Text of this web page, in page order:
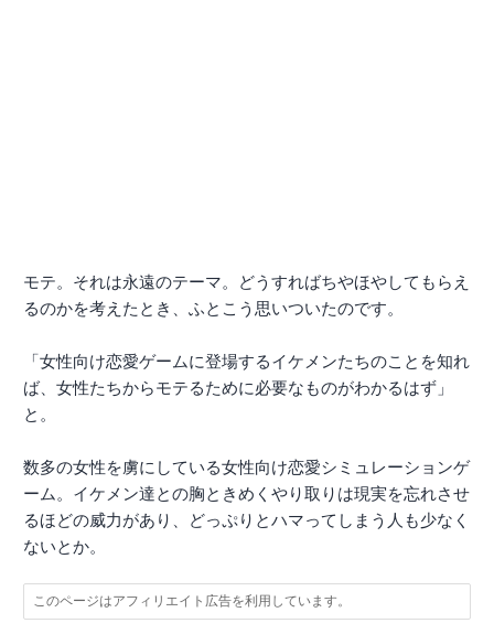
モテ。それは永遠のテーマ。どうすればちやほやしてもらえ
るのかを考えたとき、ふとこう思いついたのです。
「女性向け恋愛ゲームに登場するイケメンたちのことを知れ
ば、女性たちからモテるために必要なものがわかるはず」
と。
数多の女性を虜にしている女性向け恋愛シミュレーションゲ
ーム。イケメン達との胸ときめくやり取りは現実を忘れさせ
るほどの威力があり、どっぷりとハマってしまう人も少なく
ないとか。
このページはアフィリエイト広告を利用しています。